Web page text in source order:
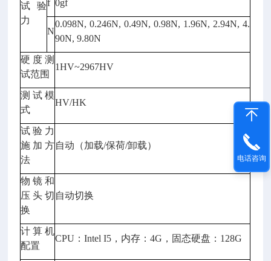
试验
力
f 0gf
N
0.098N, 0.246N, 0.49N, 0.98N, 1.96N, 2.94N, 4.
90N, 9.80N
硬度测
试范围
1HV~2967HV
测试模
式
HV/HK
试验力
施加方
法
自动（加载/保荷/卸载）
物镜和
压头切
换
自动切换
计算机
配置
CPU：Intel I5，内存：4G，固态硬盘：128G
电话咨询